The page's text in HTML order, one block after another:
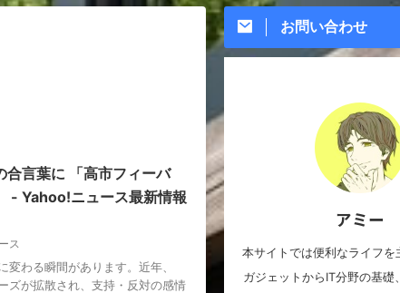
合言葉に 「高市フィーバ
- Yahoo!ニュース最新情報
ス
わる瞬間があります。近年、
ズが拡散され、支持・反対の感情
お問い合わせ
アミー
本サイトでは便利なライフを
ガジェットからIT分野の基礎